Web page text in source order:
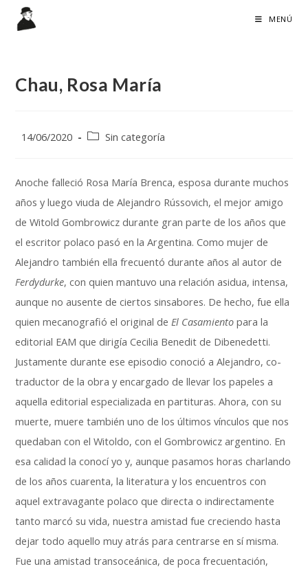
MENÚ
Chau, Rosa María
Publicación
entrada:
14/06/2020
Categoría
entrada:
Sin categoría
Anoche falleció Rosa María Brenca, esposa durante muchos
años y luego viuda de Alejandro Rússovich, el mejor amigo
de Witold Gombrowicz durante gran parte de los años que
el escritor polaco pasó en la Argentina. Como mujer de
Alejandro también ella frecuentó durante años al autor de
Ferdydurke, con quien mantuvo una relación asidua, intensa,
aunque no ausente de ciertos sinsabores. De hecho, fue ella
quien mecanografió el original deEl Casamiento para la
editorial EAM que dirigía Cecilia Benedit de Dibenedetti.
Justamente durante ese episodio conoció a Alejandro, co-
traductor de la obra y encargado de llevar los papeles a
aquella editorial especializada en partituras. Ahora, con su
muerte, muere también uno de los últimos vínculos que nos
quedaban con el Witoldo, con el Gombrowicz argentino. En
esa calidad la conocí yo y, aunque pasamos horas charlando
de los años cuarenta, la literatura y los encuentros con
aquel extravagante polaco que directa o indirectamente
tanto marcó su vida, nuestra amistad fue creciendo hasta
dejar todo aquello muy atrás para centrarse en sí misma.
Fue una amistad transoceánica, de poca frecuentación,